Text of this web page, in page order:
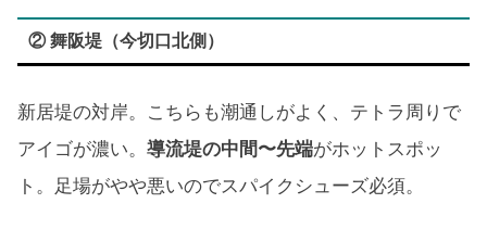
② 舞阪堤（今切口北側）
新居堤の対岸。こちらも潮通しがよく、テトラ周りで
アイゴが濃い。 導流堤の中間〜先端がホットスポッ
ト。足場がやや悪いのでスパイクシューズ必須。